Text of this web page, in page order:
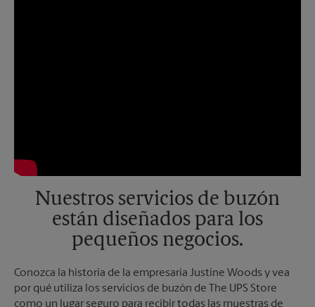
Nuestros servicios de buzón
están diseñados para los
pequeños negocios.
Conozca la historia de la empresaria Justine Woods y vea
por qué utiliza los servicios de buzón de The UPS Store
como un lugar seguro para recibir todas las muestras de